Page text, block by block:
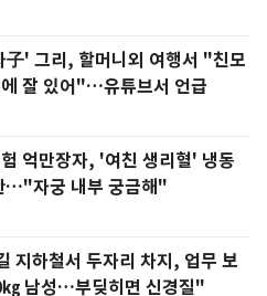
子' 그리, 할머니외 여행서 "친모
잘 있어"…유튜브서 언급
억만장자, '여친 생리혈' 냉동
…"자궁 내부 궁금해"
지하철서 두자리 차지, 업무 보
남성…부딪히면 신경질"